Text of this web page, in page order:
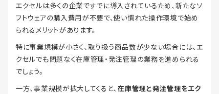
エクセルは多くの企業ですでに導入されているため、新たなソ
フトウェアの購入費用が不要で、使い慣れた操作環境で始め
られるメリットがあります。
特に事業規模が小さく、取り扱う商品数が少ない場合には、エ
クセルでも問題なく在庫管理・発注管理の業務を進められる
でしょう。
一方、事業規模が拡大してくると、在庫管理と発注管理をエク